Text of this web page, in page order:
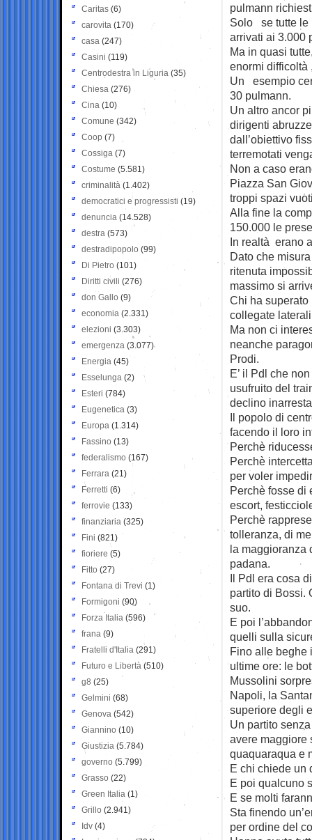
pulmann
Solo se tutte le
arrivati ai 3.000
Ma in quasi
enormi difficoltà
Un esempio
30 pulmann.
Un altro ancor
dirigenti
dall’obiettivo
terremotati
Non a caso
Piazza San
troppi spazi
Alla fine la
150.000 le
In realtà erano
Dato che
ritenuta
massimo si
Chi ha superato
collegate
Ma non ci
neanche
Prodi.
E’ il Pdl che
usufruito del
declino
Il popolo di
facendo il loro
Perchè
Perchè
per voler
Perchè fosse di
escort,
Perchè
tolleranza, di
la maggioranza
padana.
Il Pdl era cosa
partito di Bossi.
suo.
E poi
quelli sulla
Fino alle beghe
ultime ore: le
Mussolini
Napoli, la
superiore degli
Un partito
avere maggiore
quaquaraqua e
E chi chiede un
E poi qualcuno
E se molti
Sta finendo
per ordine del
Caritas (6)
carovita (170)
casa (247)
Casini (119)
Centrodestra in Liguria (35)
Chiesa (276)
Cina (10)
Comune (342)
Coop (7)
Cossiga (7)
Costume (5.581)
criminalità (1.402)
democratici e progressisti (19)
denuncia (14.528)
destra (573)
destradipopolo (99)
Di Pietro (101)
Diritti civili (276)
don Gallo (9)
economia (2.331)
elezioni (3.303)
emergenza (3.077)
Energia (45)
Esselunga (2)
Esteri (784)
Eugenetica (3)
Europa (1.314)
Fassino (13)
federalismo (167)
Ferrara (21)
Ferretti (6)
ferrovie (133)
finanziaria (325)
Fini (821)
fioriere (5)
Fitto (27)
Fontana di Trevi (1)
Formigoni (90)
Forza Italia (596)
frana (9)
Fratelli d'Italia (291)
Futuro e Libertà (510)
g8 (25)
Gelmini (68)
Genova (542)
Giannino (10)
Giustizia (5.784)
governo (5.799)
Grasso (22)
Green Italia (1)
Grillo (2.941)
Idv (4)